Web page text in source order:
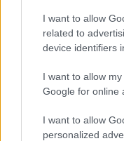
I want to allow
related to
device identifiers
I want to allow
Google for online
I want to allow
personalized
Ύπατη
για τα
προειδοποίησε
εξέλιξη
ένοπλων
της Κολομβίας,
νοτιοανατολικό